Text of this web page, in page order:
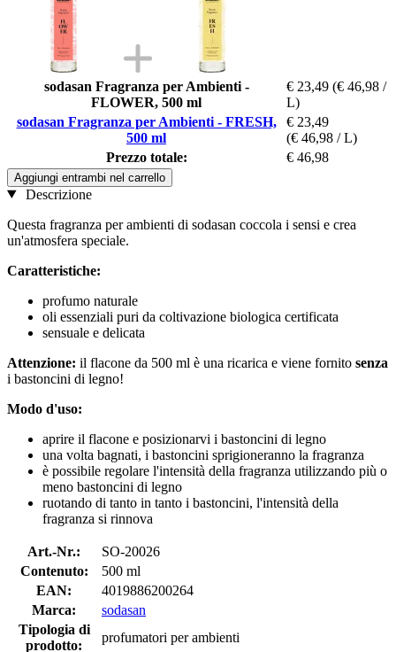
sodasan Fragranza per Ambienti -
FLOWER, 500 ml
€ 23,49 (€ 46,98 /
L)
sodasan Fragranza per Ambienti - FRESH,
500 ml
€ 23,49
(€ 46,98 / L)
Prezzo totale:
€ 46,98
Aggiungi entrambi nel carrello
Descrizione
Questa fragranza per ambienti di sodasan coccola i sensi e crea
un'atmosfera speciale.
Caratteristiche:
profumo naturale
oli essenziali puri da coltivazione biologica certificata
sensuale e delicata
Attenzione: il flacone da 500 ml è una ricarica e viene fornito senza
i bastoncini di legno!
Modo d'uso:
aprire il flacone e posizionarvi i bastoncini di legno
una volta bagnati, i bastoncini sprigioneranno la fragranza
è possibile regolare l'intensità della fragranza utilizzando più o
meno bastoncini di legno
ruotando di tanto in tanto i bastoncini, l'intensità della
fragranza si rinnova
Art.-Nr.:
SO-20026
Contenuto:
500 ml
EAN:
4019886200264
Marca:
sodasan
Tipologia di
prodotto:
profumatori per ambienti